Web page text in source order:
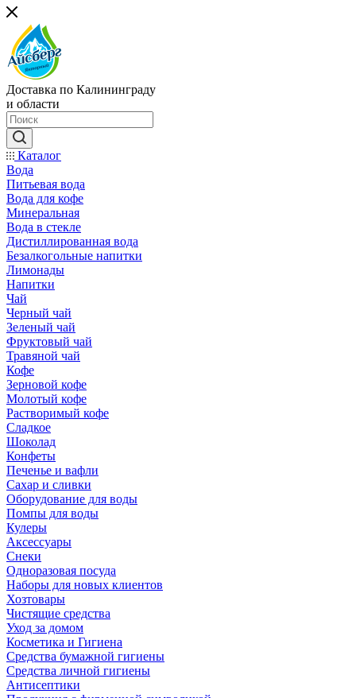
Доставка по Калининграду
и области
Каталог
Вода
Питьевая вода
Вода для кофе
Минеральная
Вода в стекле
Дистиллированная вода
Безалкогольные напитки
Лимонады
Напитки
Чай
Черный чай
Зеленый чай
Фруктовый чай
Травяной чай
Кофе
Зерновой кофе
Молотый кофе
Растворимый кофе
Сладкое
Шоколад
Конфеты
Печенье и вафли
Сахар и сливки
Оборудование для воды
Помпы для воды
Кулеры
Аксессуары
Снеки
Одноразовая посуда
Наборы для новых клиентов
Хозтовары
Чистящие средства
Уход за домом
Косметика и Гигиена
Средства бумажной гигиены
Средства личной гигиены
Антисептики